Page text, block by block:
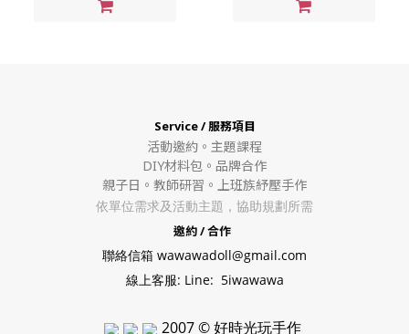
Service / 服務項目
活動邀約。 主題課程
DIY材料包。 品牌合作
親子日。教師研習。上班族紓壓手作
依單位需求及活動主題，協助規劃所需
邀約 / 合作
聯絡信箱 wawawadoll@gmail.com
線上客服: Line: 5iwawawa
2007 © 好時光玩手作